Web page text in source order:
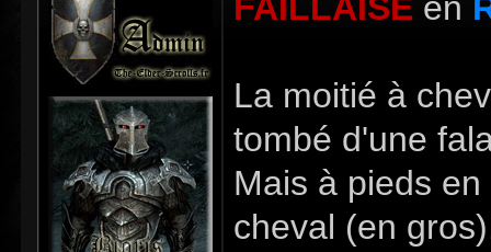
La moitié à
tombé d'une
Mais à pieds
cheval (en